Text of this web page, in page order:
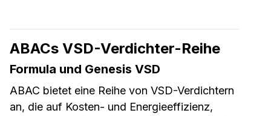
ABACs VSD-Verdichter-Reihe
Formula und Genesis VSD
ABAC bietet eine Reihe von VSD-Verdichtern
an, die auf Kosten- und Energieeffizienz,